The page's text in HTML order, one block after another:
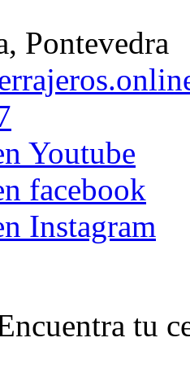
Pontevedra
Youtube
facebook
Instagram
tu